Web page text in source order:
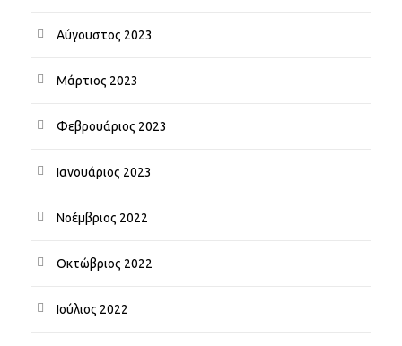
Αύγουστος 2023
Μάρτιος 2023
Φεβρουάριος 2023
Ιανουάριος 2023
Νοέμβριος 2022
Οκτώβριος 2022
Ιούλιος 2022